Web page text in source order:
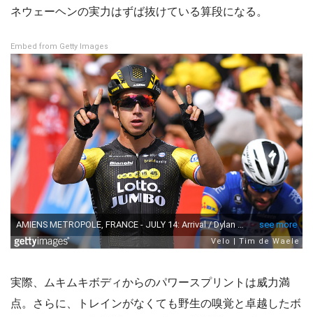
ネウェーヘンの実力はずば抜けている算段になる。
Embed from Getty Images
実際、ムキムキボディからのパワースプリントは威力満
点。さらに、トレインがなくても野生の嗅覚と卓越したボ